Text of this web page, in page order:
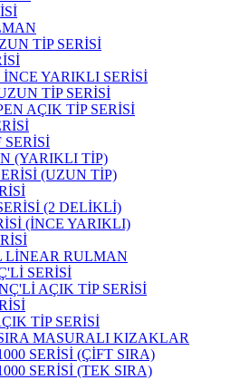
TİP SERİSİ
İNCE YARIKLI SERİSİ
TİP SERİSİ
AÇIK TİP SERİSİ
SERİSİ
(YARIKLI TİP)
(UZUN TİP)
(2 DELİKLİ)
(İNCE YARIKLI)
LİNEAR RULMAN
SERİSİ
AÇIK TİP SERİSİ
TİP SERİSİ
MASURALI KIZAKLAR
SERİSİ (ÇİFT SIRA)
SERİSİ (TEK SIRA)